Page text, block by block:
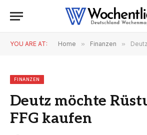
YOU ARE AT: Home » Finanzen » Deutz
FINANZEN
Deutz möchte
FFG kaufen